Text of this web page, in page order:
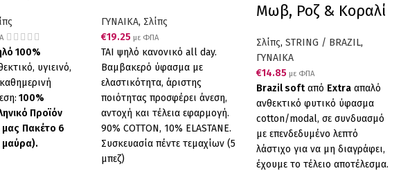
100%
υγιεινό,
100%
Προϊόν
Πακέτο 6
μαύρα).
ΓΥΝΑΙΚΑ, Σλίπς
€19.25 με ΦΠΑ
ΤΑΙ ψηλό κανονικό all day.
Βαμβακερό ύφασμα με
ελαστικότητα, άριστης
ποιότητας προσφέρει άνεση,
αντοχή και τέλεια εφαρμογή.
90% COTTON, 10% ELASTANE.
Συσκευασία πέντε τεμαχίων (5
μπεζ)
Μωβ, Ροζ & Κοραλί
Σλίπς, STRING / BRAZIL,
ΓΥΝΑΙΚΑ
€14.85 με ΦΠΑ
Brazil softαπό Extra απαλό
ανθεκτικό φυτικό ύφασμα
cotton/modal, σε συνδυασμό
με επενδεδυμένο λεπτό
λάστιχο για να μη διαγράφει,
έχουμε το τέλειο αποτέλεσμα.